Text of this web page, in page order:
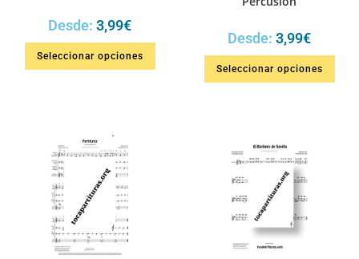
Desde: 3,99€
Seleccionar opciones
Desde: 3,99€
Seleccionar opciones